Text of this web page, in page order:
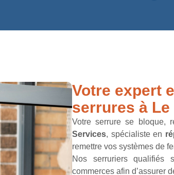
Votre expert
serrures à
Votre serrure se bloque,
Services, spécialiste en
remettre vos systèmes de
Nos serruriers qualifiés
commerces afin d’assurer